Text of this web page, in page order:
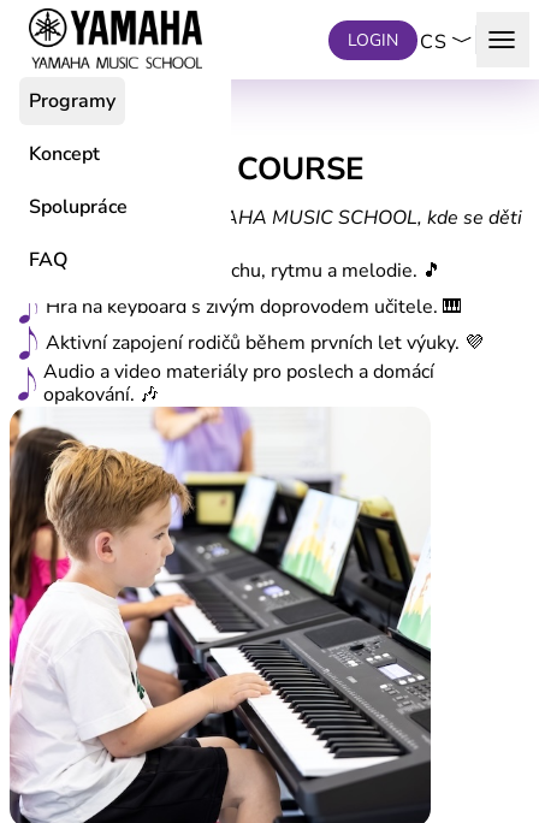
Přeskočit na hlavní obsah
Programy
Koncept
Spolupráce
FAQ
LOGIN CS menu
JUNIOR MUSIC COURSE
od 4 do 6 let
Výjimečný program YAMAHA MUSIC SCHOOL, kde se děti
Rozvoj hudebního sluchu, rytmu a melodie. 🎵
Hra na keyboard s živým doprovodem učitele. 🎹
Aktivní zapojení rodičů během prvních let výuky. 💜
Audio a video materiály pro poslech a domácí
opakování. 🎶